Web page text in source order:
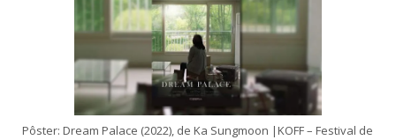
Pôster: Dream Palace (2022), de Ka Sungmoon |KOFF – Festival de